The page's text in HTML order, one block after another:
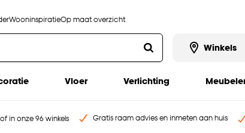
WooninspiratieOp maat overzicht
Winkels
Vloer Verlichting
in onze 96 winkels Gratis raam advies en inmeten aan huis